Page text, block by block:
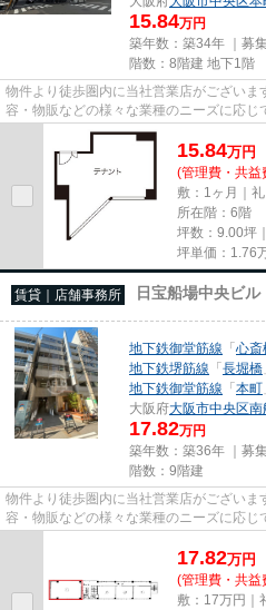
15.84万円
築年数：築34年 ｜募
階数：8階建 地下1階
物件より徒歩圏内に当社営業店がございま
容・物販などの様々な業種のニーズに応じ
尚、弊社ではおとり広告は一切...
15.84万円
(管理費・共益
敷：1ヶ月｜
所在階：6階
坪数：9.00坪
坪単価： 1.76
賃貸｜店舗事務所 日宝船場中央ビル
地下鉄御堂筋線 「心斎
地下鉄堺筋線 「長堀橋
地下鉄御堂筋線 「本町
大阪府大阪市中央区南
17.82万円
築年数：築36年 ｜募
階数：9階建
物件より徒歩圏内に当社営業店がございま
容・物販などの様々な業種のニーズに応じ
尚、弊社ではおとり広告は一切...
17.82万円
(管理費・共
敷：17万円｜